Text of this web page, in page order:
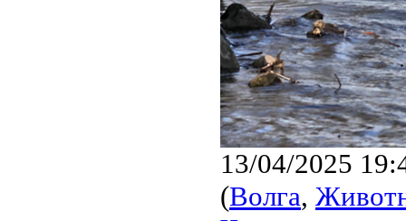
13/04/2025
(Волга,